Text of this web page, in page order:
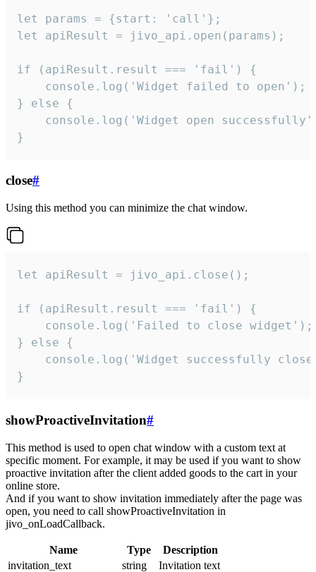
let params = {start: 'call'};
let apiResult = jivo_api.open(params);
if (apiResult.result === 'fail') {
    console.log('Widget failed to open');
} else {
console.log('Widget open
}
close#
Using this method you can minimize the chat window.
let apiResult = jivo_api.close();
if (apiResult.result === 'fail') {
    console.log('Failed to close widget');
} else {
console.log('Widget successfully
}
showProactiveInvitation#
This method is used to open chat window with a custom text at
specific moment. For example, it may be used if you want to show
proactive invitation after the client added goods to the cart in your
online store.
And if you want to show invitation immediately after the page was
open, you need to call showProactiveInvitation in
jivo_onLoadCallback.
Name Type
Description
invitation_text
string
Invitation text